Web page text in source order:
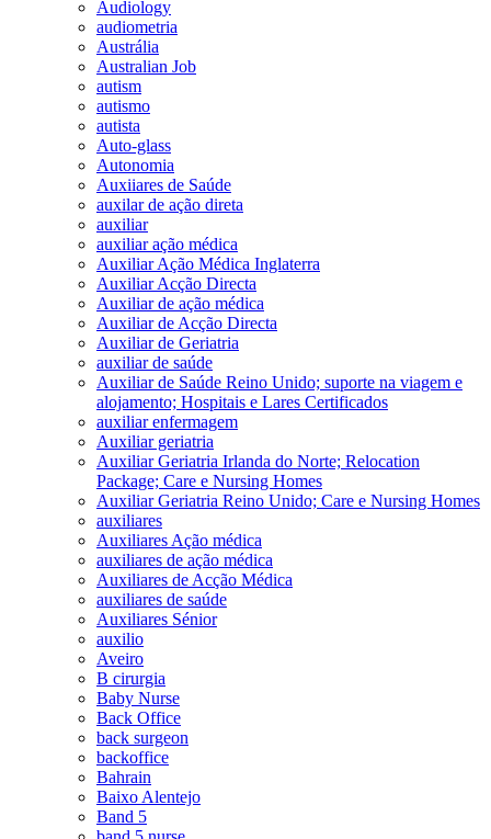
Audiology
audiometria
Austrália
Australian Job
autism
autismo
autista
Auto-glass
Autonomia
Auxiiares de Saúde
auxilar de ação direta
auxiliar
auxiliar ação médica
Auxiliar Ação Médica Inglaterra
Auxiliar Acção Directa
Auxiliar de ação médica
Auxiliar de Acção Directa
Auxiliar de Geriatria
auxiliar de saúde
Auxiliar de Saúde Reino Unido; suporte na viagem e
alojamento; Hospitais e Lares Certificados
auxiliar enfermagem
Auxiliar geriatria
Auxiliar Geriatria Irlanda do Norte; Relocation
Package; Care e Nursing Homes
Auxiliar Geriatria Reino Unido; Care e Nursing Homes
auxiliares
Auxiliares Ação médica
auxiliares de ação médica
Auxiliares de Acção Médica
auxiliares de saúde
Auxiliares Sénior
auxilio
Aveiro
B cirurgia
Baby Nurse
Back Office
back surgeon
backoffice
Bahrain
Baixo Alentejo
Band 5